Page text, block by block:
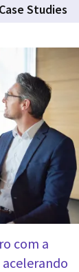
Case Studies
com a